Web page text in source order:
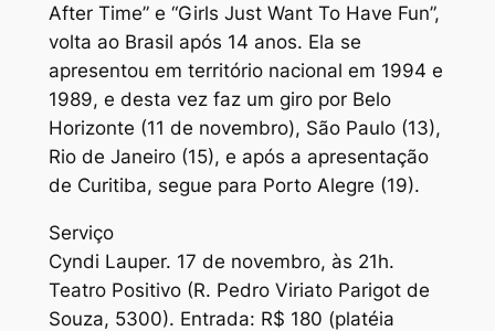
After Time” e “Girls Just Want To Have Fun”,
volta ao Brasil após 14 anos. Ela se
apresentou em território nacional em 1994 e
1989, e desta vez faz um giro por Belo
Horizonte (11 de novembro), São Paulo (13),
Rio de Janeiro (15), e após a apresentação
de Curitiba, segue para Porto Alegre (19).
Serviço
Cyndi Lauper. 17 de novembro, às 21h.
Teatro Positivo (R. Pedro Viriato Parigot de
Souza, 5300). Entrada: R$ 180 (platéia